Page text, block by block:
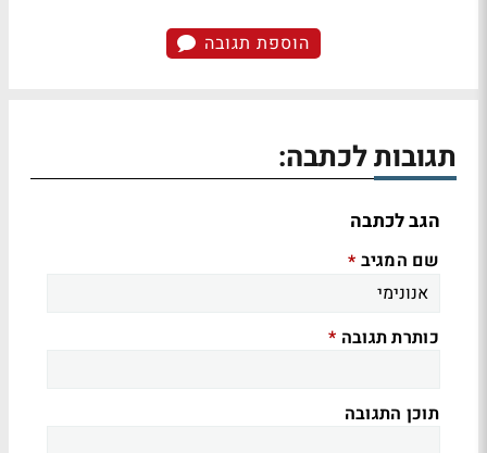
הוספת תגובה
תגובות לכתבה:
הגב לכתבה
שם המגיב *
כותרת תגובה *
תוכן התגובה